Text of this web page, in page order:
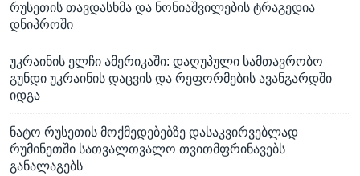
რუსეთის თავდასხმა და ნონიაშვილების ტრაგედია
დნიპროში
უკრაინის ელჩი ამერიკაში: დაღუპული სამთავრობო
გუნდი უკრაინის დაცვის და რეფორმების ავანგარდში
იდგა
ნატო რუსეთის მოქმედებებზე დასაკვირვებლად
რუმინეთში სათვალთვალო თვითმფრინავებს
განალაგებს